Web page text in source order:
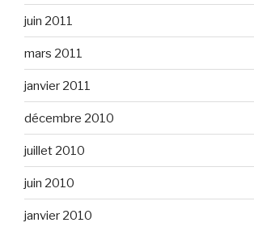
juin 2011
mars 2011
janvier 2011
décembre 2010
juillet 2010
juin 2010
janvier 2010